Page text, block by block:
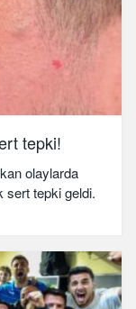
tepki!
olaylarda
sert tepki geldi.